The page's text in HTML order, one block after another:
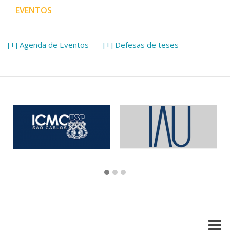
EVENTOS
[+] Agenda de Eventos [+] Defesas de teses